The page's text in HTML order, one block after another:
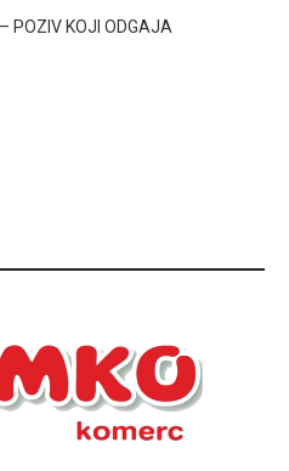
POZIV KOJI ODGAJA